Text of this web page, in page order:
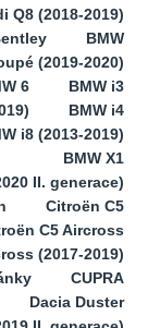
Q8 (2018-2019)
BMW
(2019-2020)
6
BMW i3
BMW i4
i8 (2013-2019)
BMW X1
II. generace)
Citroën C5
C5 Aircross
(2017-2019)
CUPRA
Dacia Duster